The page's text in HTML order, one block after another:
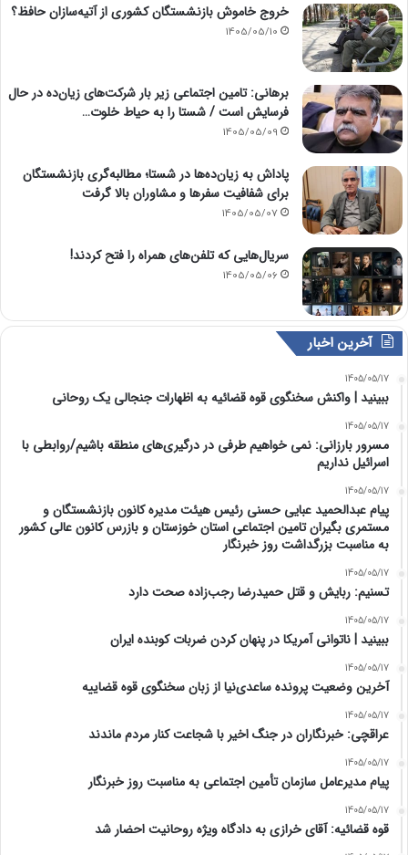
خروج خاموش بازنشستگان کشوری از آتیه‌سازان حافظ؟
1405/05/10
برهانی: تامین اجتماعی زیر بار شرکت‌های زیان‌ده در حال
فرسایش است / شستا را به حیاط خلوت…
1405/05/09
پاداش به زیان‌ده‌ها در شستا؛ مطالبه‌گری بازنشستگان
برای شفافیت سفرها و مشاوران بالا گرفت
1405/05/07
سریال‌هایی که تلفن‌های همراه را فتح کردند!
1405/05/06
آخرین اخبار
1405/05/17
ببینید | واکنش سخنگوی قوه قضائیه به اظهارات جنجالی یک روحانی
1405/05/17
مسرور بارزانی: نمی خواهیم طرفی در درگیری‌های منطقه باشیم/روابطی با
اسرائیل نداریم
1405/05/17
پیام عبدالحمید عبایی حسنی رئیس هیئت مدیره کانون بازنشستگان و
مستمری بگیران تامین اجتماعی استان خوزستان و بازرس کانون عالی کشور
به مناسبت بزرگداشت روز خبرنگار
1405/05/17
تسنیم: ربایش و قتل حمیدرضا رجب‌زاده صحت دارد
1405/05/17
‏ببینید | ناتوانی آمریکا در پنهان کردن ضربات کوبنده ایران
1405/05/17
آخرین وضعیت پرونده ساعدی‌نیا از زبان سخنگوی قوه قضاییه
1405/05/17
عراقچی: خبرنگاران در جنگ اخیر با شجاعت کنار مردم ماندند
1405/05/17
پیام مدیرعامل سازمان تأمین اجتماعی به مناسبت روز خبرنگار
1405/05/17
قوه قضائیه: آقای خرازی به دادگاه ویژه روحانیت احضار شد